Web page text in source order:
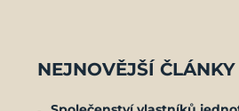
NEJNOVĚJŠÍ ČLÁNKY